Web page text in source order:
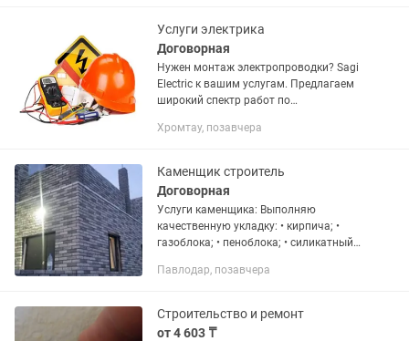
производителей по...
Услуги электрика
Договорная
Нужен монтаж электропроводки? Sagi
Electric к вашим услугам. Предлагаем
широкий спектр работ по
найдут причину неисправности,
Хромтау, позавчера
Каменщик строитель
Договорная
Услуги каменщика: Выполняю
качественную укладку: • кирпича; •
газоблока; • пеноблока; • силикатный
кирпич любой сложности
заборов,...
Павлодар, позавчера
Строительство и ремонт
от 4 603 ₸